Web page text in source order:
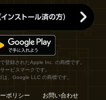
登録されたApple Inc. の商標です。
ービスマークです。
、Google LLC の商標です。
ポリシー お問い合わせ